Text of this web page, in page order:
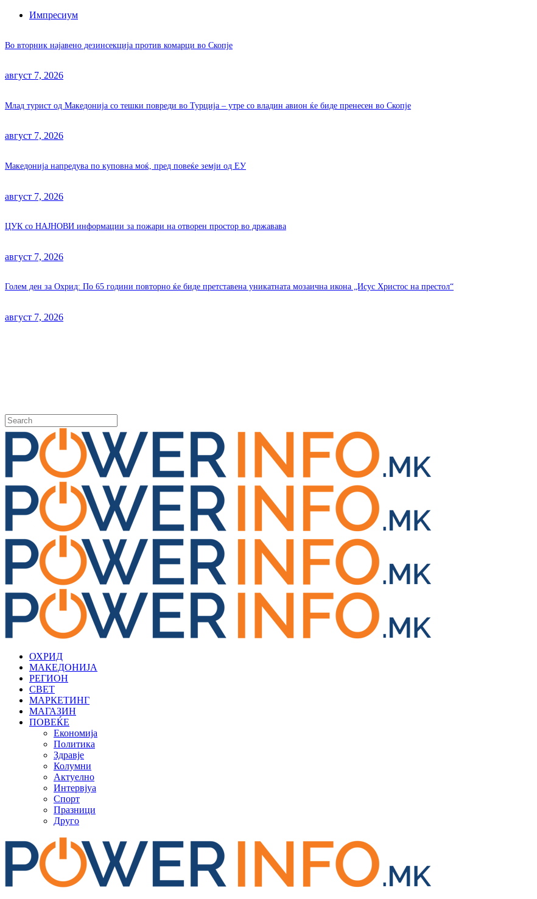
Импресиум
Во вторник најавено дезинсекција против комарци во Скопје
август 7, 2026
Млад турист од Македонија со тешки повреди во Турција – утре со владин авион ќе биде пренесен во Скопје
август 7, 2026
Македонија напредува по куповна моќ, пред повеќе земји од ЕУ
август 7, 2026
ЦУК со НАЈНОВИ информации за пожари на отворен простор во државава
август 7, 2026
Голем ден за Охрид: По 65 години повторно ќе биде претставена уникатната мозаична икона „Исус Христос на престол“
август 7, 2026
ОХРИД
МАКЕДОНИЈА
РЕГИОН
СВЕТ
МАРКЕТИНГ
МАГАЗИН
ПОВЕЌЕ
Економија
Политика
Здравје
Колумни
Актуелно
Интервјуа
Спорт
Празници
Друго